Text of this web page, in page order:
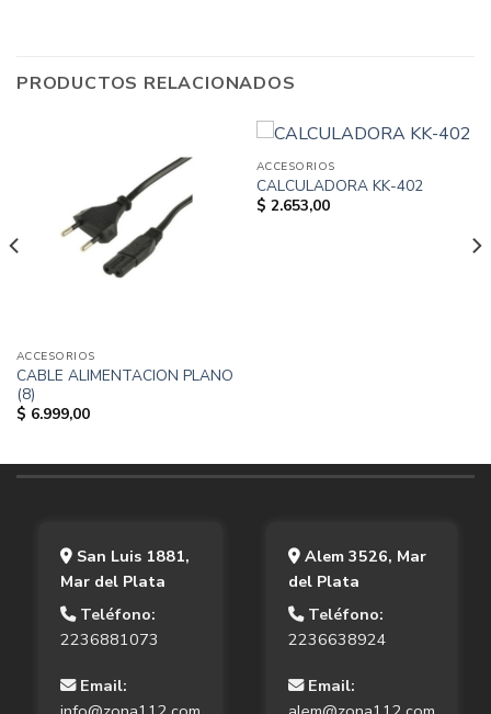
PRODUCTOS RELACIONADOS
ACCESORIOS
CABLE ALIMENTACION PLANO
(8)
$ 6.999,00
ACCESORIOS
CALCULADORA KK-402
$ 2.653,00
San Luis 1881,
Mar del Plata
Teléfono:
2236881073
Email:
Alem 3526, Mar
del Plata
Teléfono:
2236638924
Email: